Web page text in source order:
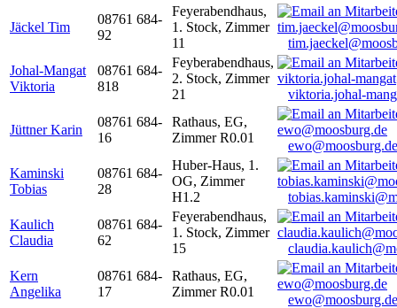
Jäckel Tim
08761 684-
92
Feyerabendhaus,
1. Stock, Zimmer
11
Johal-Mangat
Viktoria
08761 684-
818
Feyberabendhaus,
2. Stock, Zimmer
21
viktoria.johal-
Jüttner Karin
08761 684-
16
Rathaus, EG,
Zimmer R0.01
ewo@moosburg.de
Kaminski
Tobias
08761 684-
28
Huber-Haus, 1.
OG, Zimmer
H1.2
Kaulich
Claudia
08761 684-
62
Feyerabendhaus,
1. Stock, Zimmer
15
Kern
Angelika
08761 684-
17
Rathaus, EG,
Zimmer R0.01
ewo@moosburg.de